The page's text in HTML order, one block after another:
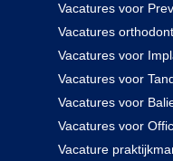
Vacatures voor
Vacatures
Vacatures voor
Vacatures voor
Vacatures voor
Vacatures voor
Vacature